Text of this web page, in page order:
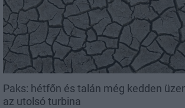
Paks: hétfőn és talán még kedden
az utolsó turbina